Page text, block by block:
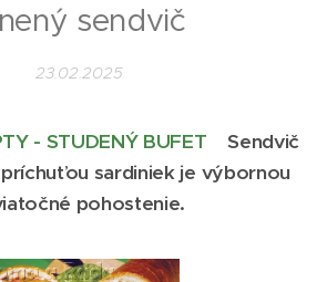
sendvič
23.02.2025
- STUDENÝ BUFET
Sendvič
sardiniek je výbornou
pohostenie.